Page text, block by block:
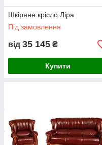
Шкіряне крісло Ліра
Під замовлення
від 35 145 ₴
Купити